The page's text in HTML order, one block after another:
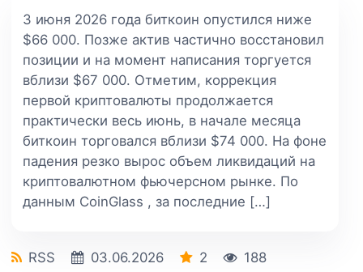
3 июня 2026 года биткоин опустился ниже
$66 000. Позже актив частично восстановил
позиции и на момент написания торгуется
вблизи $67 000. Отметим, коррекция
первой криптовалюты продолжается
практически весь июнь, в начале месяца
биткоин торговался вблизи $74 000. На фоне
падения резко вырос объем ликвидаций на
криптовалютном фьючерсном рынке. По
данным CoinGlass , за последние […]
RSS 03.06.2026 2
188